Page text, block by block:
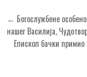
Кретање
чланка
← Богослужбене
нашег Василија,
Епископ бачки